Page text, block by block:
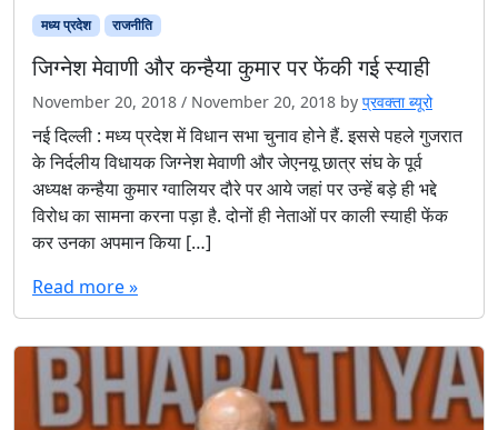
मध्य प्रदेश राजनीति
जिग्नेश मेवाणी और कन्हैया कुमार पर फेंकी गई स्याही
November 20, 2018 / November 20, 2018 by प्रवक्ता ब्यूरो
नई दिल्ली : मध्य प्रदेश में विधान सभा चुनाव होने हैं. इससे पहले गुजरात
के निर्दलीय विधायक जिग्नेश मेवाणी और जेएनयू छात्र संघ के पूर्व
अध्यक्ष कन्हैया कुमार ग्वालियर दौरे पर आये जहां पर उन्हें बड़े ही भद्दे
विरोध का सामना करना पड़ा है. दोनों ही नेताओं पर काली स्याही फेंक
कर उनका अपमान किया […]
Read more »